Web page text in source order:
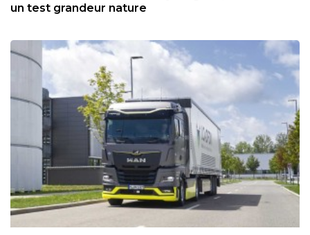
un test grandeur nature